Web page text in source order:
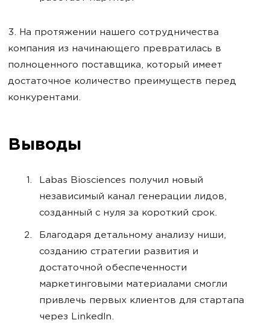
3. На протяжении нашего сотрудничества
компания из начинающего превратилась в
полноценного поставщика, который имеет
достаточное количество преимуществ перед
конкурентами.
Выводы
Labas Biosciences получил новый
независимый канал генерации лидов,
созданный с нуля за короткий срок.
Благодаря детальному анализу ниши,
созданию стратегии развития и
достаточной обеспеченности
маркетинговыми материалами смогли
привлечь первых клиентов для стартапа
через LinkedIn.